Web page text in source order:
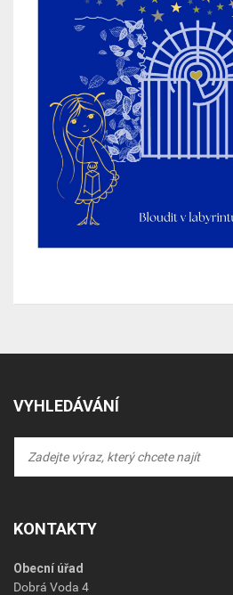
VYHLEDÁVÁNÍ
KONTAKTY
Obecní úřad
Dobrá Voda 4